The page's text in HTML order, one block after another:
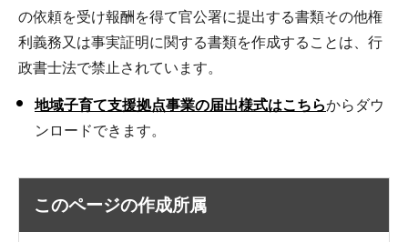
の依頼を受け報酬を得て官公署に提出する書類その他権
利義務又は事実証明に関する書類を作成することは、行
政書士法で禁止されています。
地域子育て支援拠点事業の届出様式はこちらからダウ
ンロードできます。
このページの作成所属